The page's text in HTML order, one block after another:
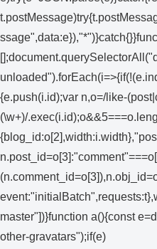
{e.push(i.id);var n,o=/like-
(\w+)/
master"])}function a(){const
other-gravatars");if(e)